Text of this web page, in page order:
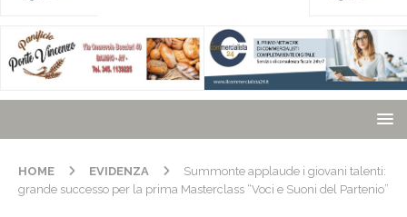
HOME EVIDENZA
Summonte applaude i giovani talenti:
grande successo per la prima Masterclass “Voci e Suoni del Partenio”